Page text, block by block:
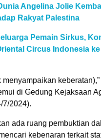
Angelina Jolie
Rakyat Palestina
Pemain Sirkus,
Circus Indonesia
menyampaikan
di Gedung Kejaksaan
7/2024).
ada ruang pembuktian
kebenaran terkait